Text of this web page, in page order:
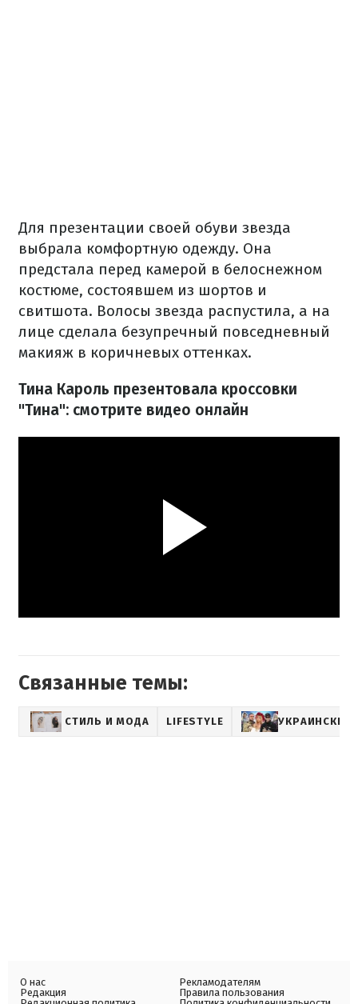
Для презентации своей обуви звезда
выбрала комфортную одежду. Она
предстала перед камерой в белоснежном
костюме, состоявшем из шортов и
свитшота. Волосы звезда распустила, а на
лице сделала безупречный повседневный
макияж в коричневых оттенках.
Тина Кароль презентовала кроссовки
"Тина": смотрите видео онлайн
Связанные темы:
СТИЛЬ И МОДА LIFESTYLE УКРАИНСКИЕ
О нас
Редакция
Рекламодателям
Правила пользования